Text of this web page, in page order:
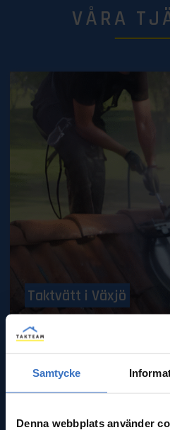
Samtycke
Denna webbplats använder
VÅRA
Taktvätt i Växjö